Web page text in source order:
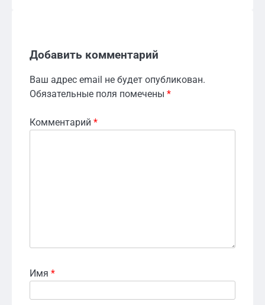
Добавить комментарий
Ваш адрес email не будет опубликован.
Обязательные поля помечены *
Комментарий *
Имя *